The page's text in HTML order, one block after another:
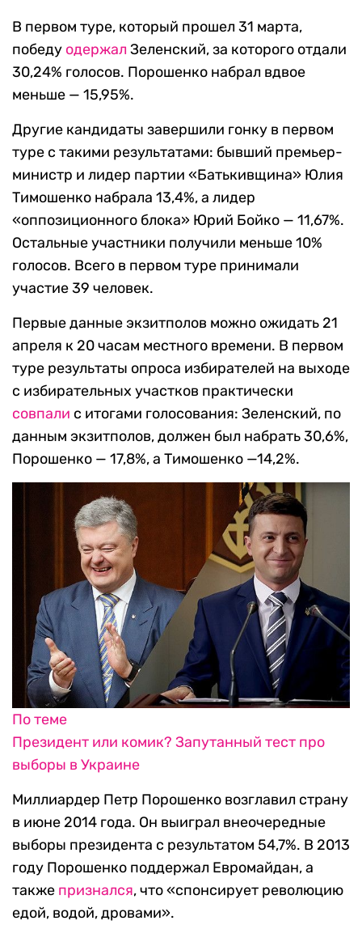
В первом туре, который прошел 31 марта,
победу одержал Зеленский, за которого отдали
30,24% голосов. Порошенко набрал вдвое
меньше — 15,95%.
Другие кандидаты завершили гонку в первом
туре с такими результатами: бывший премьер-
министр и лидер партии «Батькивщина» Юлия
Тимошенко набрала 13,4%, а лидер
«оппозиционного блока» Юрий Бойко — 11,67%.
Остальные участники получили меньше 10%
голосов. Всего в первом туре принимали
участие 39 человек.
Первые данные экзитполов можно ожидать 21
апреля к 20 часам местного времени. В первом
туре результаты опроса избирателей на выходе
с избирательных участков практически
совпали с итогами голосования: Зеленский, по
данным экзитполов, должен был набрать 30,6%,
Порошенко — 17,8%, а Тимошенко —14,2%.
По теме
Президент или комик? Запутанный тест про
выборы в Украине
Миллиардер Петр Порошенко возглавил страну
в июне 2014 года. Он выиграл внеочередные
выборы президента с результатом 54,7%. В 2013
году Порошенко поддержал Евромайдан, а
также признался, что «спонсирует революцию
едой, водой, дровами».